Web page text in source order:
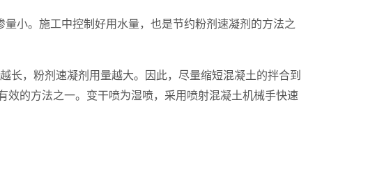
小。施工中控制好用水量，也是节约粉剂速凝剂的方法之
，粉剂速凝剂用量越大。因此，尽量缩短混凝土的拌合到
的方法之一。变干喷为湿喷，采用喷射混凝土机械手快速